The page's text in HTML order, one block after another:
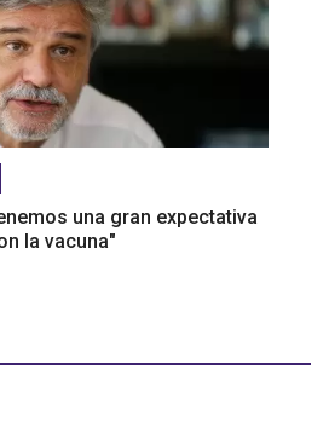
una gran expectativa
la vacuna"